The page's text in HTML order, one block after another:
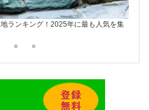
ランキング！2025年に最も人気を集